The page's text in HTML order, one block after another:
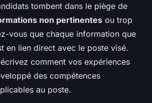
tombent dans le piège de
non pertinentes ou trop
vous que chaque information que
en lien direct avec le poste visé.
comment vos expériences
des compétences
au poste.